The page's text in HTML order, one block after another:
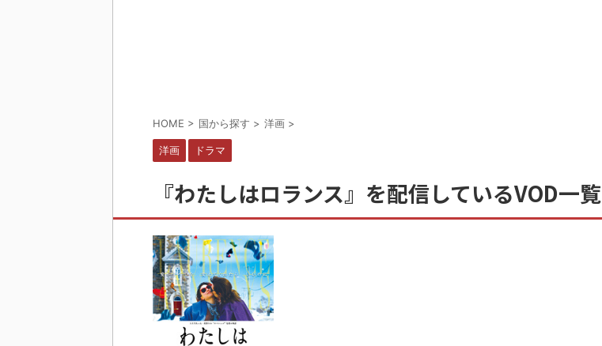
HOME > 国から探す > 洋画 >
洋画 ドラマ
『わたしはロランス』を配信しているVOD一覧